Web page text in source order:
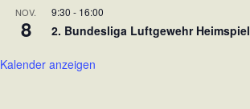
NOV.
8
9:30 - 16:00
2. Bundesliga Luftgewehr Heimspiel
Kalender anzeigen